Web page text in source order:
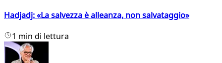
Hadjadj: «La salvezza è alleanza, non salvataggio»
1 min di lettura